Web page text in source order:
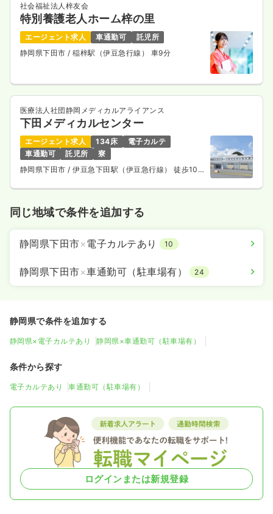
社会福祉法人梓友会
特別養護老人ホーム梓の里
エージェント求人 車通勤可
託児所
静岡県下田市/ 稲梓駅（伊豆急行線） 車9分
医療法人社団静岡メディカルアライアンス
下田メディカルセンター
エージェント求人 134床
電子カルテ
車通勤可
託児所
寮
静岡県下田市/ 伊豆急下田駅（伊豆急行線） 徒歩10
同じ地域で条件を追加する
静岡県下田市×電子カルテあり 10
静岡県下田市×車通勤可（駐車場有） 24
静岡県で条件を追加する
静岡県×電子カルテあり 静岡県×車通勤可（駐車場有）
条件から探す
電子カルテあり 車通勤可（駐車場有）
ログインまたは新規登録